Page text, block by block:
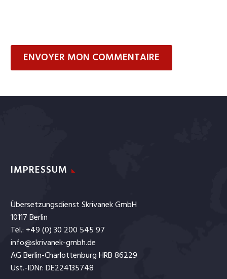
ENVOYER MON COMMENTAIRE
IMPRESSUM
Übersetzungsdienst Skrivanek GmbH
10117 Berlin
Tel.: +49 (0) 30 200 545 97
info@skrivanek-gmbh.de
AG Berlin-Charlottenburg HRB 86229
Ust.-IDNr: DE224135748